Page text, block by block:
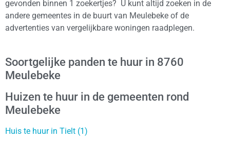
gevonden binnen 1 zoekertjes? U kunt altijd zoeken in de
andere gemeentes in de buurt van Meulebeke of de
advertenties van vergelijkbare woningen raadplegen.
Soortgelijke panden te huur in 8760
Meulebeke
Huizen te huur in de gemeenten rond
Meulebeke
Huis te huur in Tielt (1)